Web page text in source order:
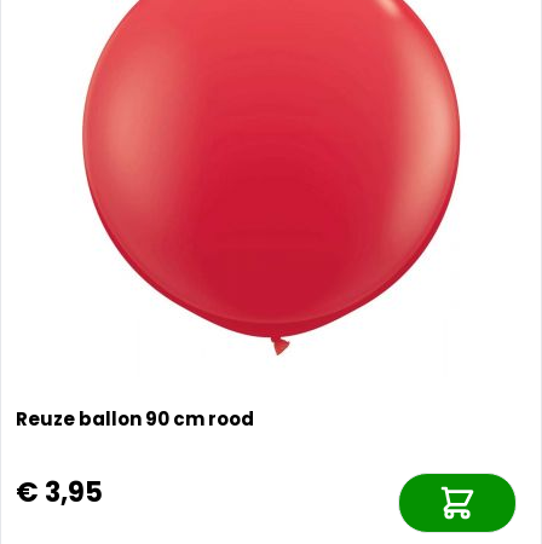
Reuze ballon 90 cm rood
€ 3,95